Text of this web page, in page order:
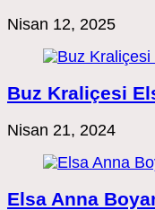
Nisan 12, 2025
Buz Kraliçesi
Nisan 21, 2024
Elsa Anna